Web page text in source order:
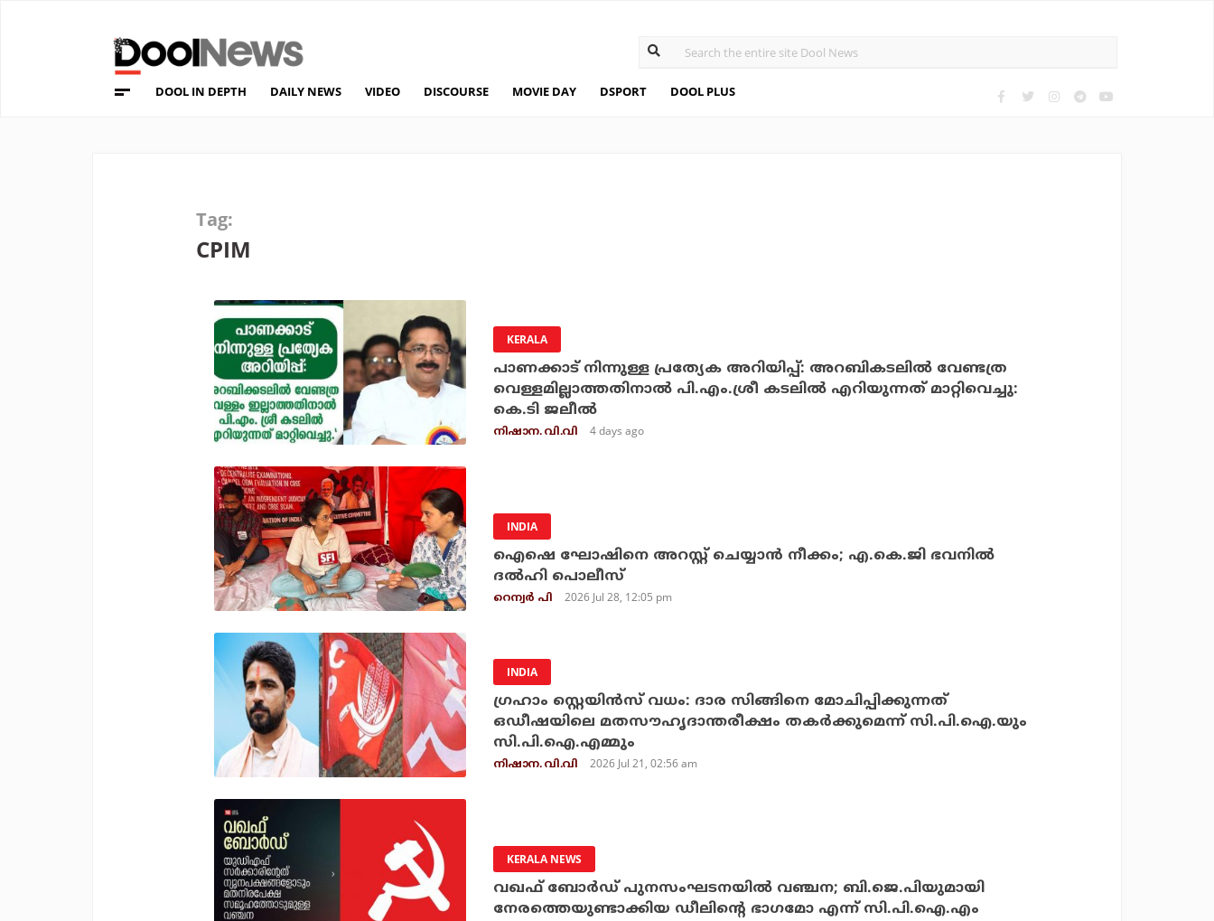
DOOL IN DEPTH DAILY NEWS VIDEO DISCOURSE MOVIE DAY DSPORT DOOL PLUS
Tag:
CPIM
KERALA
പാണക്കാട് നിന്നുള്ള പ്രത്യേക അറിയിപ്പ്: അറബികടലില്‍ വേണ്ടത്ര
വെള്ളമില്ലാത്തതിനാല്‍ പി.എം.ശ്രീ കടലില്‍ എറിയുന്നത് മാറ്റിവെച്ചു:
കെ.ടി ജലീല്‍
നിഷാന. വി.വി 4 days ago
INDIA
ഐഷെ ഘോഷിനെ അറസ്റ്റ് ചെയ്യാന്‍ നീക്കം; എ.കെ.ജി ഭവനില്‍
ദല്‍ഹി പൊലീസ്
റെന്വര്‍ പി 2026 Jul 28, 12:05 pm
INDIA
ഗ്രഹാം സ്റ്റെയിന്‍സ് വധം: ദാര സിങ്ങിനെ മോചിപ്പിക്കുന്നത്
ഒഡീഷയിലെ മതസൗഹൃദാന്തരീക്ഷം തകര്‍ക്കുമെന്ന്‌ സി.പി.ഐ.യും
സി.പി.ഐ.എമ്മും
നിഷാന. വി.വി 2026 Jul 21, 02:56 am
KERALA NEWS
വഖഫ് ബോര്‍ഡ് പുനസംഘടനയില്‍ വഞ്ചന; ബി.ജെ.പിയുമായി
നേരത്തെയുണ്ടാക്കിയ ഡീലിന്റെ ഭാഗമോ എന്ന് സി.പി.ഐ.എം